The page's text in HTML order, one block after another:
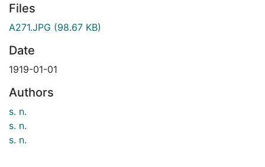
Files
A271.JPG (98.67 KB)
Date
1919-01-01
Authors
s. n.
s. n.
s. n.